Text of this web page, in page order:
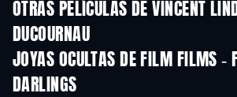
OTRAS PELÍCULAS DE VINCENT
DUCOURNAU
JOYAS OCULTAS DE FILM FILMS -
DARLINGS